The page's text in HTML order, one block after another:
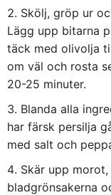
Skölj, gröp ur
Lägg upp bitarna
täck med olivolja
om väl och rosta
20-25 minuter.
Blanda alla
har färsk persilja
med salt och
Skär upp
bladgrönsakerna